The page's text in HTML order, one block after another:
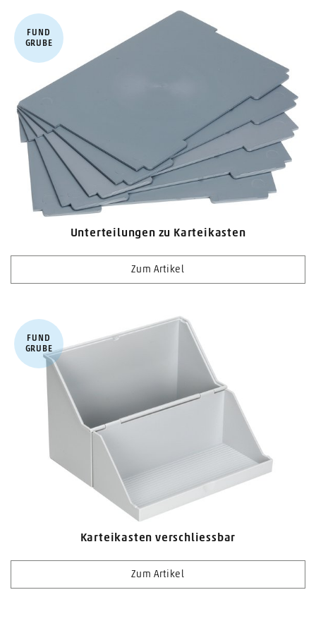
Unterteilungen zu Karteikasten
Zum Artikel
FUND​
GRUBE
Karteikasten verschliessbar
Zum Artikel
FUND​
GRUBE